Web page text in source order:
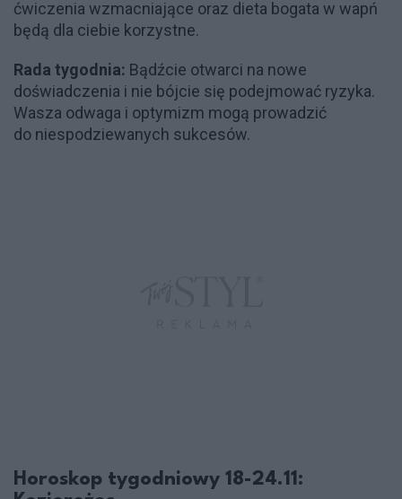
ćwiczenia wzmacniające oraz dieta bogata w wapń
będą dla ciebie korzystne.
Rada tygodnia: Bądźcie otwarci na nowe
doświadczenia i nie bójcie się podejmować ryzyka.
Wasza odwaga i optymizm mogą prowadzić
do niespodziewanych sukcesów.
Horoskop tygodniowy 18-24.11: